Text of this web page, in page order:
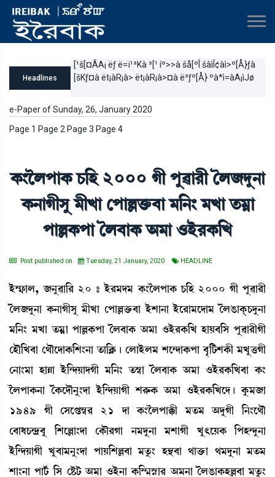
Headlines
[¹š[¤ÃA¡ ëƒ ë=ï¹³Kà ³[¹ íº>>à šå[ºÎ šàìÎ¢àì>º[Å}ƒà
[šKƒ¤à ët¡àR¡à> ët¡àR¡à>¤à ë³ƒº[Å} ºà*ì=àA¡ìJø
e-Paper of Sunday, 26, January 2020
Page 1 Page 2 Page 3 Page 4
A¡}îºšàA¡ W¡[Ò 2000 Kã šå¯à¹ã íº\ƒå>à
A¡>àKãÎå ³ãJà ëšàÀv¡û¡¤à ³[>} ³Jà t¡³¥à
šàÀA¡šà íº¤àA¡ "³à *Òü¹A¡[J
Post published on Tuesday, 21 January, 2020 HEADLINE
Òü´£¡àº, \>å¯à[¹ 20 – Òü¹³ƒ³ A¡}îºšàA¡ W¡[Ò 2000 Kã šå¯à¹ã
íº\ƒå>à A¡>àKãÎå ³ãJà ëšàÀv¡û¡¤à ÒüÅà>à Òüì¹à³ìƒà³ íºR¡àAô¡W¡ƒå>à
³[>} ³Jà t¡³¥à šàÀA¡šà íº¤àA¡ "³à *Òü¹A¡[J ÒàÚ¤[Î šå¯à¹ãKã
ëÒï[J¤à ë=ïìƒàA¡[Å}>à t¡à[AÃ¡¡ú ëºàÒüº³ Åì@ƒàA¡šà ¤õ[i¡ÅA¡ã ³Jåv¡Kã
ë>à}³à ÒàÄà Òü[@ƒÚàƒKã ³[>} t¡´¬à íº¤àA¡ "³à *Òü¹A¡[J¤à A¡}
îºšàA¡>à íA¡ìƒï>å}ƒà Òü[@ƒÚàKã Å¹ç¡A¡ "³à *Òü¹A¡[Jìƒ¡ú Aå¡³\à
1949 Kã ëÎìœ¡´¬¹ 21 ƒà A¡}îºšàB¡ã ³t¡³ "ƒåKã [>}ì=ï
ë¤à‹W¡@ƒø¤å [ÅìÀà}ƒà ëA¡ï¹Kà >³ƒå>à ³ÅàKã Jå;ìÚA¡ [šÒ@ƒå>à
Òü[@ƒÚàKã Jå¤à³>å}ƒà šàÚ[ÅÀ¤à ³tå¡} Ò”‚¤à =àv¡û¡à =³ƒå>à ³t¡³
Åà}>à šài¢¡ [Î ëÊ¡i¡ "³à *Òü>à A¡[´¶Ñ•à¹ "³>à íºR¡àA¡ÒÀ¤à ³tå¡}